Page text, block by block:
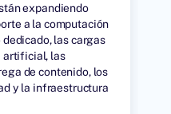
expandiendo
a la computación
las cargas
artificial, las
de contenido, los
y la infraestructura